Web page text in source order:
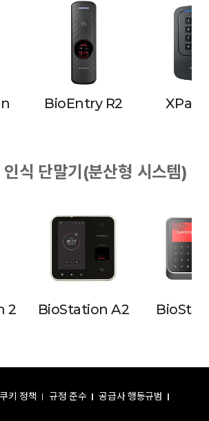
BioEntry R2
식 단말기(분산형 시스템)
2 BioStation A2
쿠키 정책 규정 준수 공급사 행동규범